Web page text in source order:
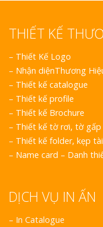
THIẾT KẾ
– Thiết Kế Logo
– Nhận diệnThương
– Thiết kế catalogue
– Thiết kế profile
– Thiết kế Brochure
– Thiết kế tờ rơi, tờ gấp
– Thiết kế folder, kẹp
– Name card – Danh
DỊCH VỤ IN ẤN
– In Catalogue